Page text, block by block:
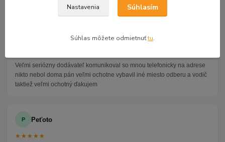
47 recenzií · Google
Veľmi seriózny dodávateľ komunikoval so mnou telefonicky na adrese
nikto nebol doma pán veľmi ochotne vybavil iné miesto odberu a vodič
taktiež veľmi ochotný ďakujem
P Peťoto
★★★★★
Nastavenia Súhlasím
Súhlas môžete odmietnuťtu.